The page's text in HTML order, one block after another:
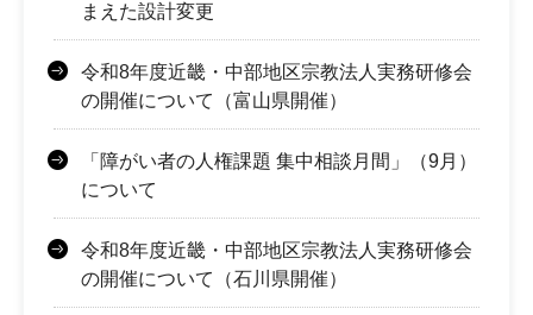
まえた設計変更
令和8年度近畿・中部地区宗教法人実務研修会
の開催について（富山県開催）
「障がい者の人権課題 集中相談月間」（9月）
について
令和8年度近畿・中部地区宗教法人実務研修会
の開催について（石川県開催）